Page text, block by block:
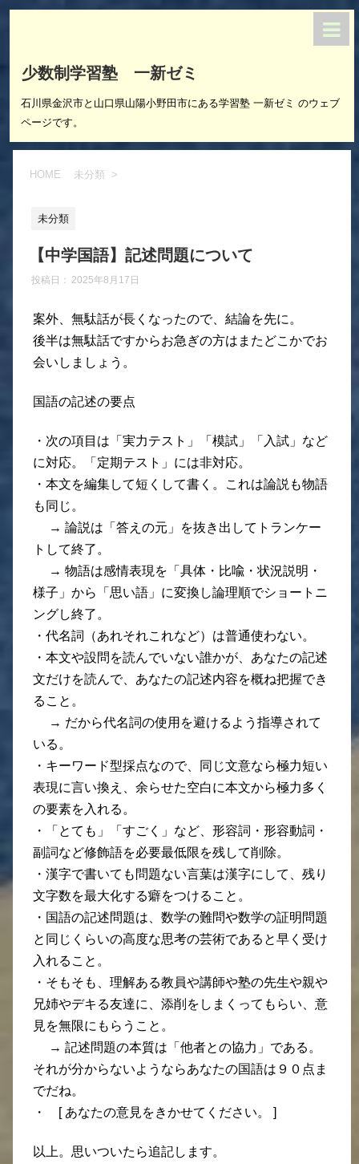
少数制学習塾 一新ゼミ
石川県金沢市と山口県山陽小野田市にある学習塾 一新ゼミ のウェブ
ページです。
HOME 未分類 >
未分類
【中学国語】記述問題について
投稿日： 2025年8月17日
案外、無駄話が長くなったので、結論を先に。
後半は無駄話ですからお急ぎの方はまたどこかでお
会いしましょう。
国語の記述の要点
・次の項目は「実力テスト」「模試」「入試」など
に対応。「定期テスト」には非対応。
・本文を編集して短くして書く。これは論説も物語
も同じ。
→ 論説は「答えの元」を抜き出してトランケー
トして終了。
→ 物語は感情表現を「具体・比喩・状況説明・
様子」から「思い語」に変換し論理順でショートニ
ングし終了。
・代名詞（あれそれこれなど）は普通使わない。
・本文や設問を読んでいない誰かが、あなたの記述
文だけを読んで、あなたの記述内容を概ね把握でき
ること。
→ だから代名詞の使用を避けるよう指導されて
いる。
・キーワード型採点なので、同じ文意なら極力短い
表現に言い換え、余らせた空白に本文から極力多く
の要素を入れる。
・「とても」「すごく」など、形容詞・形容動詞・
副詞など修飾語を必要最低限を残して削除。
・漢字で書いても問題ない言葉は漢字にして、残り
文字数を最大化する癖をつけること。
・国語の記述問題は、数学の難問や数学の証明問題
と同じくらいの高度な思考の芸術であると早く受け
入れること。
・そもそも、理解ある教員や講師や塾の先生や親や
兄姉やデキる友達に、添削をしまくってもらい、意
見を無限にもらうこと。
→ 記述問題の本質は「他者との協力」である。
それが分からないようならあなたの国語は９０点ま
でだね。
・ [ あなたの意見をきかせてください。 ]
以上。思いついたら追記します。